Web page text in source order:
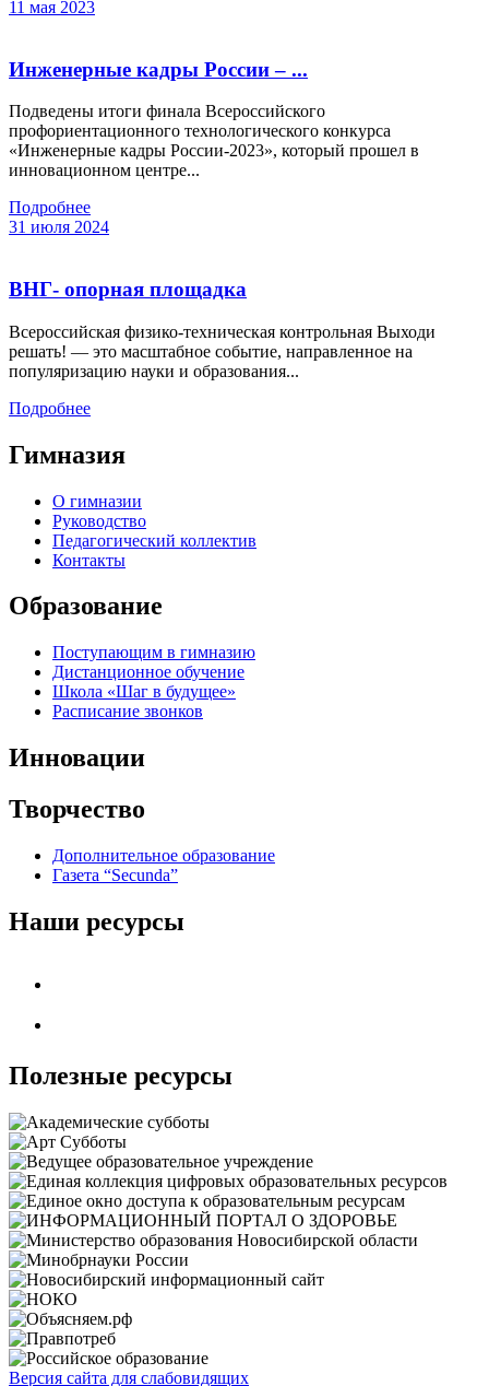
11 мая 2023
Инженерные кадры России – ...
Подведены итоги финала Всероссийского
профориентационного технологического конкурса
«Инженерные кадры России-2023», который прошел в
инновационном центре...
Подробнее
31 июля 2024
ВНГ- опорная площадка
Всероссийская физико-техническая контрольная Выходи
решать! — это масштабное событие, направленное на
популяризацию науки и образования...
Подробнее
Гимназия
О гимназии
Руководство
Педагогический коллектив
Контакты
Образование
Поступающим в гимназию
Дистанционное обучение
Школа «Шаг в будущее»
Расписание звонков
Инновации
Творчество
Дополнительное образование
Газета “Secunda”
Наши ресурсы
Полезные ресурсы
Версия сайта для слабовидящих